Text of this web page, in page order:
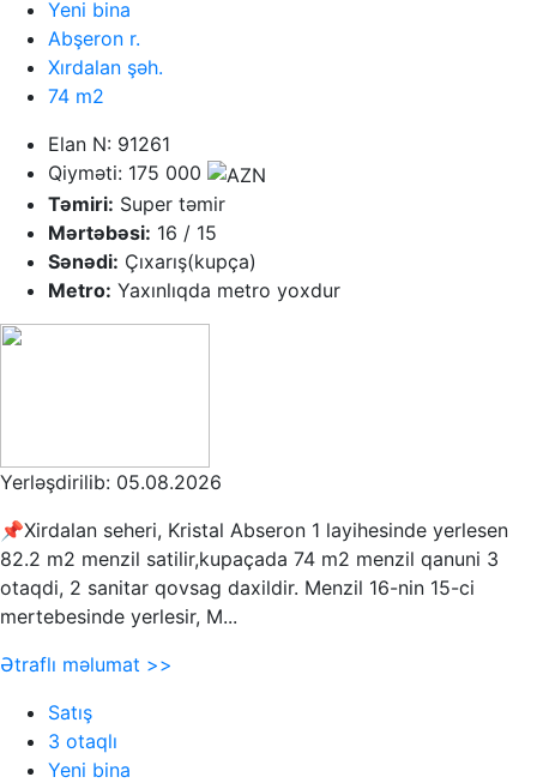
Yeni bina
Abşeron r.
Xırdalan şəh.
74 m2
Elan N: 91261
Qiyməti: 175 000
Təmiri: Super təmir
Mərtəbəsi: 16 / 15
Sənədi: Çıxarış(kupça)
Metro: Yaxınlıqda metro yoxdur
Yerləşdirilib: 05.08.2026
📌Xirdalan seheri, Kristal Abseron 1 layihesinde yerlesen
82.2 m2 menzil satilir,kupaçada 74 m2 menzil qanuni 3
otaqdi, 2 sanitar qovsag daxildir. Menzil 16-nin 15-ci
mertebesinde yerlesir, M...
Ətraflı məlumat >>
Satış
3 otaqlı
Yeni bina